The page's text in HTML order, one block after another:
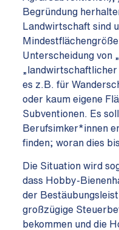
Begründung
Landwirtschaft sind
Unterscheidung von
es z.B. für
oder kaum eigene
Subventionen. Es
Berufsimker*innen
finden; woran dies
Die Situation wird
dass Hobby-
der
großzügige
bekommen und die